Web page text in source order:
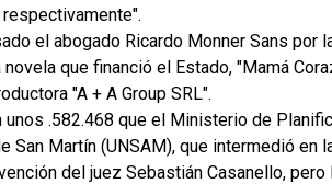
el abogado Ricardo Monner Sans por
que financió el Estado, "Mamá
"A + A Group SRL".
.582.468 que el Ministerio de
San Martín (UNSAM), que intermedió en
del juez Sebastián Casanello,